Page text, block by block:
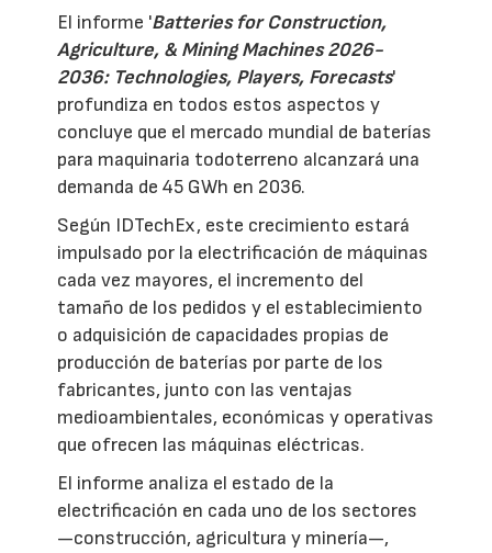
El informe 'Batteries for Construction,
Agriculture, & Mining Machines 2026-
2036: Technologies, Players, Forecasts'
profundiza en todos estos aspectos y
concluye que el mercado mundial de baterías
para maquinaria todoterreno alcanzará una
demanda de 45 GWh en 2036.
Según IDTechEx, este crecimiento estará
impulsado por la electrificación de máquinas
cada vez mayores, el incremento del
tamaño de los pedidos y el establecimiento
o adquisición de capacidades propias de
producción de baterías por parte de los
fabricantes, junto con las ventajas
medioambientales, económicas y operativas
que ofrecen las máquinas eléctricas.
El informe analiza el estado de la
electrificación en cada uno de los sectores
—construcción, agricultura y minería—,